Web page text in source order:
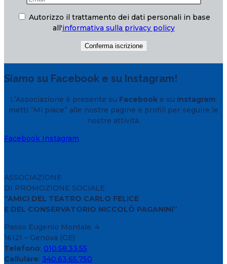
Autorizzo il trattamento dei dati personali in base
all'informativa sulla privacy policy
Siamo su Facebook e su Instagram!
L’Associazione è presente su Facebook e su Instagram:
metti “Mi piace” alle nostre pagine e profili per seguire le
nostre attività.
Facebook Instagram
ASSOCIAZIONE
DI PROMOZIONE SOCIALE
“AMICI DEL TEATRO CARLO FELICE
E DEL CONSERVATORIO NICCOLÒ PAGANINI”
Passo Eugenio Montale, 4
16121 – Genova (GE)
Telefono: 010.58.33.55
Cellulare: 340.63.65.750